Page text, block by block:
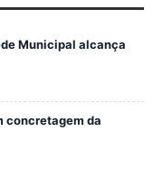
Municipal alcança
concretagem da